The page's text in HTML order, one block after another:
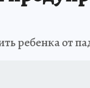
ребенка от